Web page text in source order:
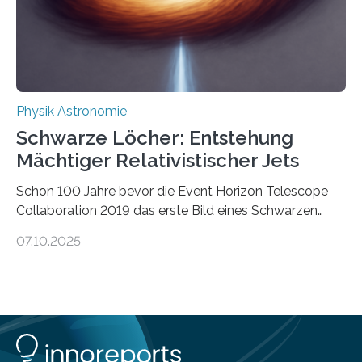
Energie in mechanische Bewegung um – oder anders
ausgedrückt, Wärme in Bewegung. In
quantenmechanischen Experimenten ist es in den…
Physik Astronomie
Schwarze Löcher: Entstehung
Mächtiger Relativistischer Jets
Schon 100 Jahre bevor die Event Horizon Telescope
Collaboration 2019 das erste Bild eines Schwarzen
hatte der Astronom Heber Curtis einen seltsamen
werden auch von anderen Schwarzen Löchern
ausgeschickt. Theoretische Astrophysiker der Goethe-
07.10.2025